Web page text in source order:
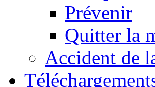
Prévenir
Quitter la
Accident de